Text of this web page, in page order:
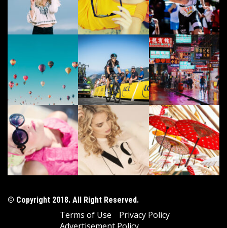
© Copyright 2018. All Right Reserved.
Terms of Use
Privacy Policy